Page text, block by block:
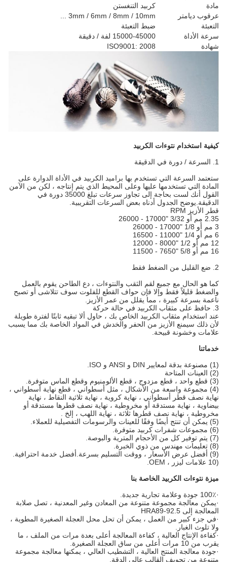
مادة
كربيد التنغستن
عرقوب ديامتر
3mm / 6mm / 8mm / 10mm ...
التعبئة
ضبط التعبئة
سرعة الأداة
15000-45000 لفة / دقيقة
شهادة
ISO9001: 2008
كيفية استخدام نتوءات الكربيد
ستعتمد السرعة التي تستخدم بها براميد الكربيد في الأداة الدوارة على
المادة التي تستخدمها عليها وعلى المحيط الذي يتم إنتاجه ، لكن من الآمن
القول أنك لست بحاجة إلى تجاوز سرعات تبلغ 35000 دورة في
الدقيقة.يوضح الجدول أدناه بعض السرعات التقريبية.
قطر الأزيز RPM
2.35 مم أو 3/32 "17000 - 26000
12 مم أو 1/2 "8000 - 12000
16 مم أو 5/8 "7650 - 11500
كما هو الحال مع جميع لقم الثقب والنتوءات ، دع الطاحن يقوم بالعمل
والضغط قليلاً فقط وإلا فإن حواف القطع للفلوت سوف تتلاشى أو تصبح
ناعمة بسرعة كبيرة ، مما يقلل من عمر الأزيز.
عند استخدام مثقاب الكربيد الخاص بك ، حاول ألا تبقيه ثابتًا لفترة طويلة
لأن ذلك سيمنع الأزيز من الحفر والخدش في المواد الخاصة بك مما يسبب
علامات وخشونة قبيحة.
خدماتنا
(4) مجموعة واسعة من الأشكال ، مثل أسطواني ، قطع نهاية أسطواني ،
نهاية نصف قطر أسطواني ، نهاية كروية ، نهاية ثلاثية النقاط ، نهاية
بيضاوية ، نهاية مستدقة أو مخروطية ، نهاية نصف قطرها مستدقة أو
مخروطية ، نهاية نصف قطرها ثلاثة ، نهاية اللهب ، إلخ .
ميزة نتوءات الكربيد الخاصة بنا
100٪ جودة وعلامة تجارية جديدة.
يمكن معالجة مجموعة متنوعة من المعادن وغير المعدنية ، تصل صلابة
المعالجة إلى HRA89-92.5
في جزء كبير من العمل ، يمكن أن تحل محل العجلة الصغيرة المطوية ،
ولا تلوث الغبار.
كفاءة الإنتاج العالية ، كفاءة المعالجة أعلى بعدة مرات من الملف ، ما
يقرب من 10 مرات أعلى من ساق العجلة الصغيرة.
جودة معالجة المنتج العالية ، التشطيب العالي ، يمكنها معالجة مجموعة
متنوعة من تجويف القالب عالي الدقة.